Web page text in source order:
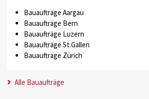
Bauaufträge Aargau
Bauaufträge Bern
Bauaufträge Luzern
Bauaufträge St.Gallen
Bauaufträge Zürich
Alle Bauaufträge